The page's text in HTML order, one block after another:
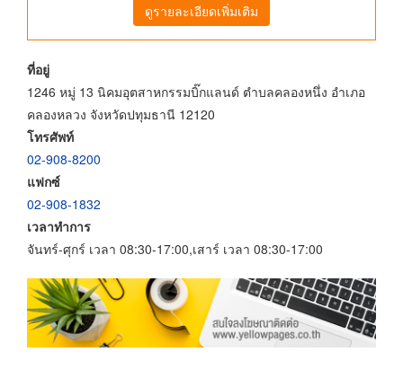
ดูรายละเอียดเพิ่มเติม
ที่อยู่
1246 หมู่ 13 นิคมอุตสาหกรรมบิ๊กแลนด์ ตำบลคลองหนึ่ง อำเภอ
คลองหลวง จังหวัดปทุมธานี 12120
โทรศัพท์
02-908-8200
แฟกซ์
02-908-1832
เวลาทำการ
จันทร์-ศุกร์ เวลา 08:30-17:00,เสาร์ เวลา 08:30-17:00